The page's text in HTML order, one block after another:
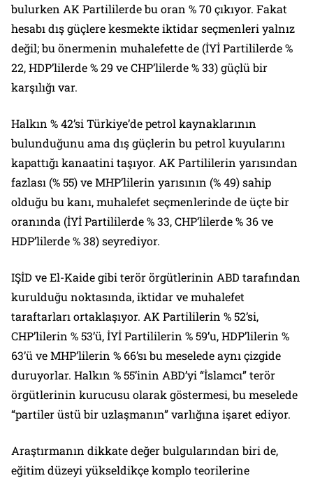
bulurken AK Partililerde bu oran % 70 çıkıyor. Fakat
hesabı dış güçlere kesmekte iktidar seçmenleri yalnız
değil; bu önermenin muhalefette de (İYİ Partililerde %
22, HDP’lilerde % 29 ve CHP’lilerde % 33) güçlü bir
karşılığı var.
Halkın % 42’si Türkiye’de petrol kaynaklarının
bulunduğunu ama dış güçlerin bu petrol kuyularını
kapattığı kanaatini taşıyor. AK Partililerin yarısından
fazlası (% 55) ve MHP’lilerin yarısının (% 49) sahip
olduğu bu kanı, muhalefet seçmenlerinde de üçte bir
oranında (İYİ Partililerde % 33, CHP’lilerde % 36 ve
HDP’lilerde % 38) seyrediyor.
IŞİD ve El-Kaide gibi terör örgütlerinin ABD tarafından
kurulduğu noktasında, iktidar ve muhalefet
taraftarları ortaklaşıyor. AK Partililerin % 52’si,
CHP’lilerin % 53’ü, İYİ Partililerin % 59’u, HDP’lilerin %
63’ü ve MHP’lilerin % 66’sı bu meselede aynı çizgide
duruyorlar. Halkın % 55’inin ABD’yi “İslamcı”terör
örgütlerinin kurucusu olarak göstermesi, bu meselede
“partiler üstü bir uzlaşmanın”varlığına işaret ediyor.
Araştırmanın dikkate değer bulgularından biri de,
eğitim düzeyi yükseldikçe komplo teorilerine